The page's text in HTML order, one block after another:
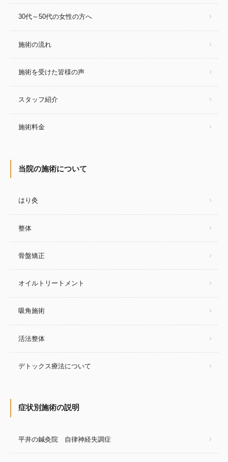
30代～50代の女性の方へ
施術の流れ
施術を受けた皆様の声
スタッフ紹介
施術料金
当院の施術について
はり灸
整体
骨盤矯正
オイルトリートメント
吸角施術
活法整体
デトックス療法について
症状別施術の説明
平井の鍼灸院 自律神経失調症